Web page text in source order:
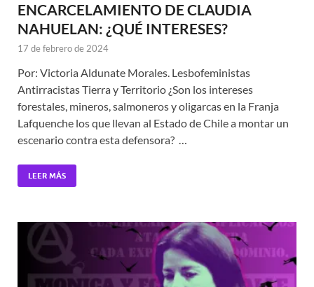
ENCARCELAMIENTO DE CLAUDIA
NAHUELAN: ¿QUÉ INTERESES?
17 de febrero de 2024
Por: Victoria Aldunate Morales. Lesbofeministas
Antirracistas Tierra y Territorio ¿Son los intereses
forestales, mineros, salmoneros y oligarcas en la Franja
Lafquenche los que llevan al Estado de Chile a montar un
escenario contra esta defensora? …
LEER MÁS